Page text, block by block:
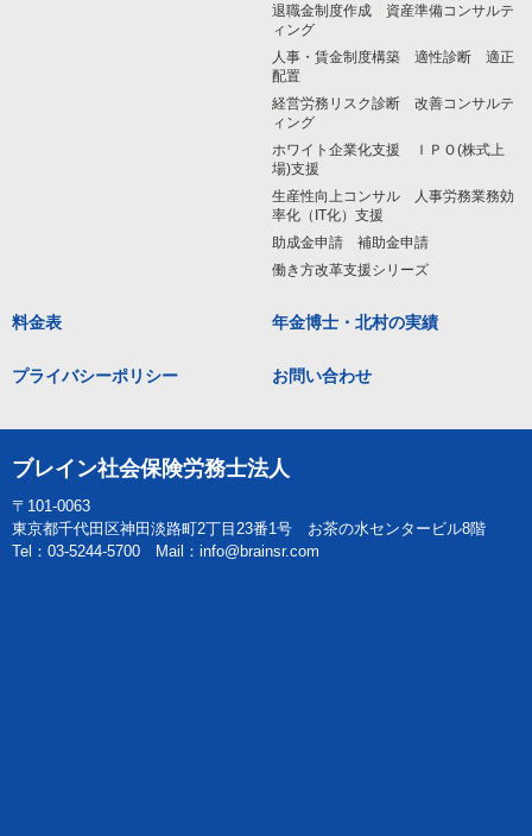
退職金制度作成 資産準備コンサルテ
ィング
人事・賃金制度構築 適性診断 適正
配置
経営労務リスク診断 改善コンサルテ
ィング
ホワイト企業化支援 ＩＰＯ(株式上
場)支援
生産性向上コンサル 人事労務業務効
率化（IT化）支援
助成金申請 補助金申請
働き方改革支援シリーズ
料金表 年金博士・北村の実績
プライバシーポリシー お問い合わせ
ブレイン社会保険労務士法人
〒101-0063
東京都千代田区神田淡路町2丁目23番1号 お茶の水センタービル8階
Tel：03-5244-5700 Mail：info@brainsr.com